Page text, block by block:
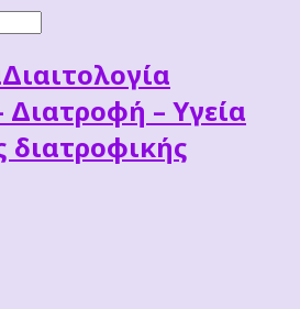
Διαιτoλογία
Διατροφή – Υγεία
διατροφικής